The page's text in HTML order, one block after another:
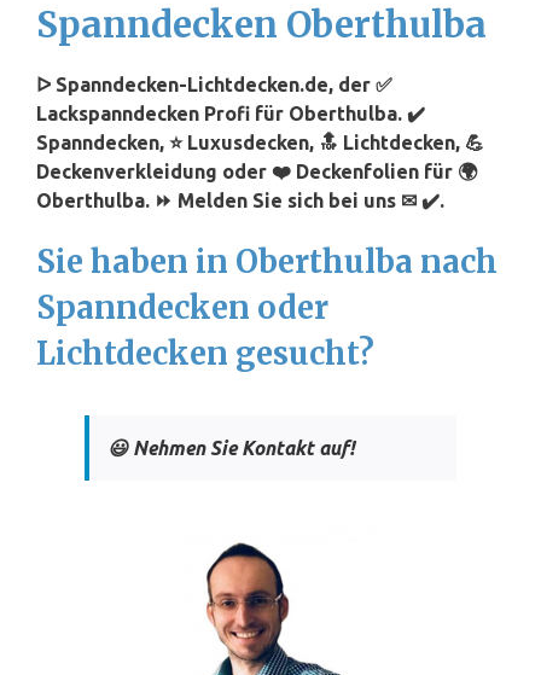
Spanndecken Oberthulba
ᐅ Spanndecken-Lichtdecken.de, der ✅
Lackspanndecken Profi für Oberthulba. ✔️
Spanndecken, ⭐ Luxusdecken, 🔝 Lichtdecken, 💪
Deckenverkleidung oder ❤️ Deckenfolien für 🌍
Oberthulba. ⏩ Melden Sie sich bei uns ✉ ✔️.
Sie haben in Oberthulba nach
Spanndecken oder
Lichtdecken gesucht?
😃 Nehmen Sie Kontakt auf!